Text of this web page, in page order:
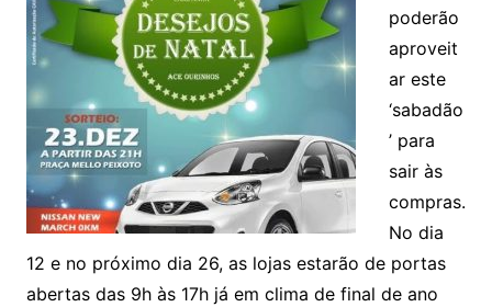
poderão
aproveit
ar este
‘sabadão
’ para
sair às
compras.
No dia
12 e no próximo dia 26, as lojas estarão de portas
abertas das 9h às 17h já em clima de final de ano